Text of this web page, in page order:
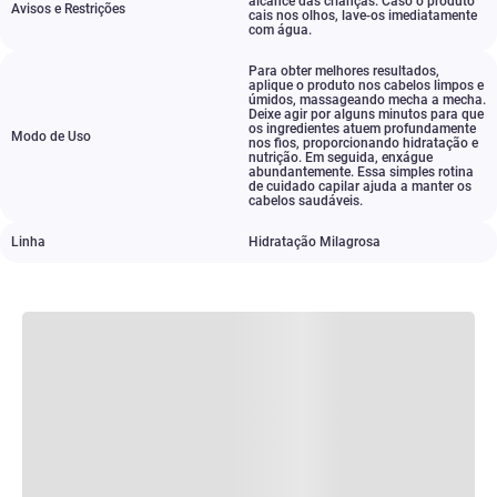
Avisos e Restrições
cais nos olhos, lave-os imediatamente
com água.
Modo de Uso
Para obter melhores resultados,
aplique o produto nos cabelos limpos e
úmidos, massageando mecha a mecha.
Deixe agir por alguns minutos para que
os ingredientes atuem profundamente
nos fios, proporcionando hidratação e
nutrição. Em seguida, enxágue
abundantemente. Essa simples rotina
de cuidado capilar ajuda a manter os
cabelos saudáveis.
Linha Hidratação Milagrosa